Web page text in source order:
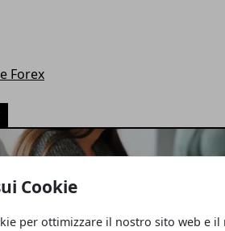
Cookie
per ottimizzare il nostro sito web e il
Forex